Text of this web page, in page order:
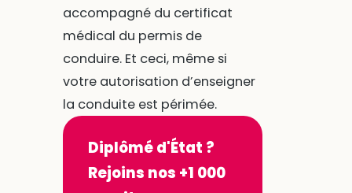
accompagné du certificat
médical du permis de
conduire. Et ceci, même si
votre autorisation d’enseigner
la conduite est périmée.
Diplômé d'État ?
Rejoins nos +1 000